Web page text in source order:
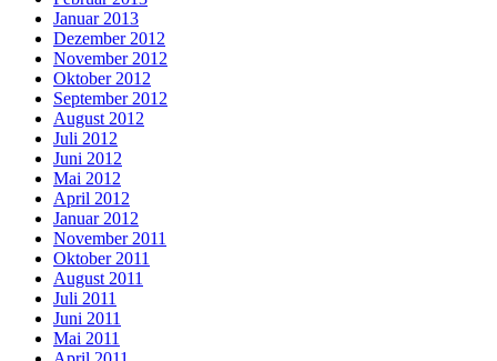
Januar 2013
Dezember 2012
November 2012
Oktober 2012
September 2012
August 2012
Juli 2012
Juni 2012
Mai 2012
April 2012
Januar 2012
November 2011
Oktober 2011
August 2011
Juli 2011
Juni 2011
Mai 2011